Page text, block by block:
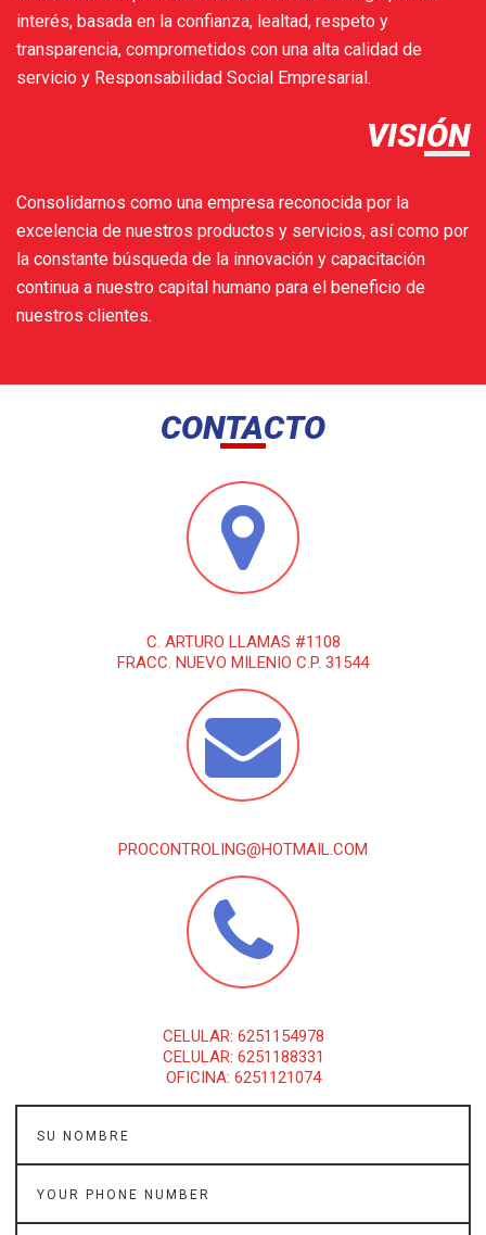
interés, basada en la confianza, lealtad, respeto y
transparencia, comprometidos con una alta calidad de
servicio y Responsabilidad Social Empresarial.
VISIÓN
Consolidarnos como una empresa reconocida por la
excelencia de nuestros productos y servicios, así como por
la constante búsqueda de la innovación y capacitación
continua a nuestro capital humano para el beneficio de
nuestros clientes.
CONTACTO
C. ARTURO LLAMAS #1108
FRACC. NUEVO MILENIO C.P. 31544
PROCONTROLING@HOTMAIL.COM
CELULAR: 6251154978
CELULAR: 6251188331
OFICINA: 6251121074